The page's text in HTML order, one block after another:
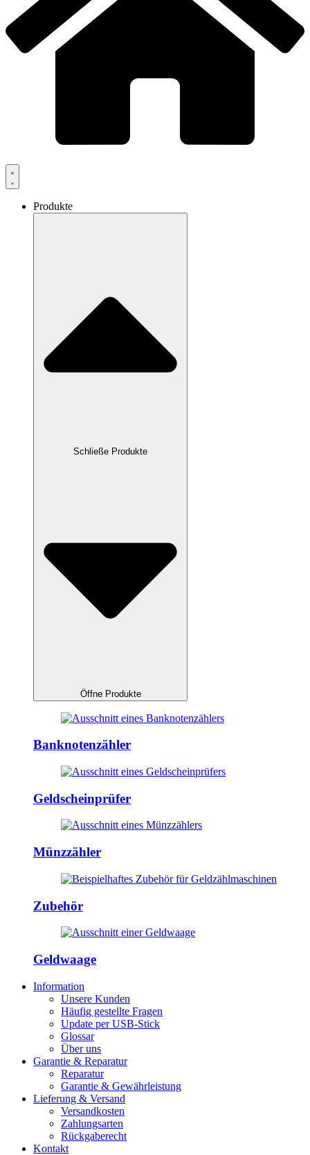
Produkte
Schließe Produkte
Öffne Produkte
Banknotenzähler
Geldscheinprüfer
Münzzähler
Zubehör
Geldwaage
Information
Unsere Kunden
Häufig gestellte Fragen
Update per USB-Stick
Glossar
Über uns
Garantie & Reparatur
Reparatur
Garantie & Gewährleistung
Lieferung & Versand
Versandkosten
Zahlungsarten
Rückgaberecht
Kontakt